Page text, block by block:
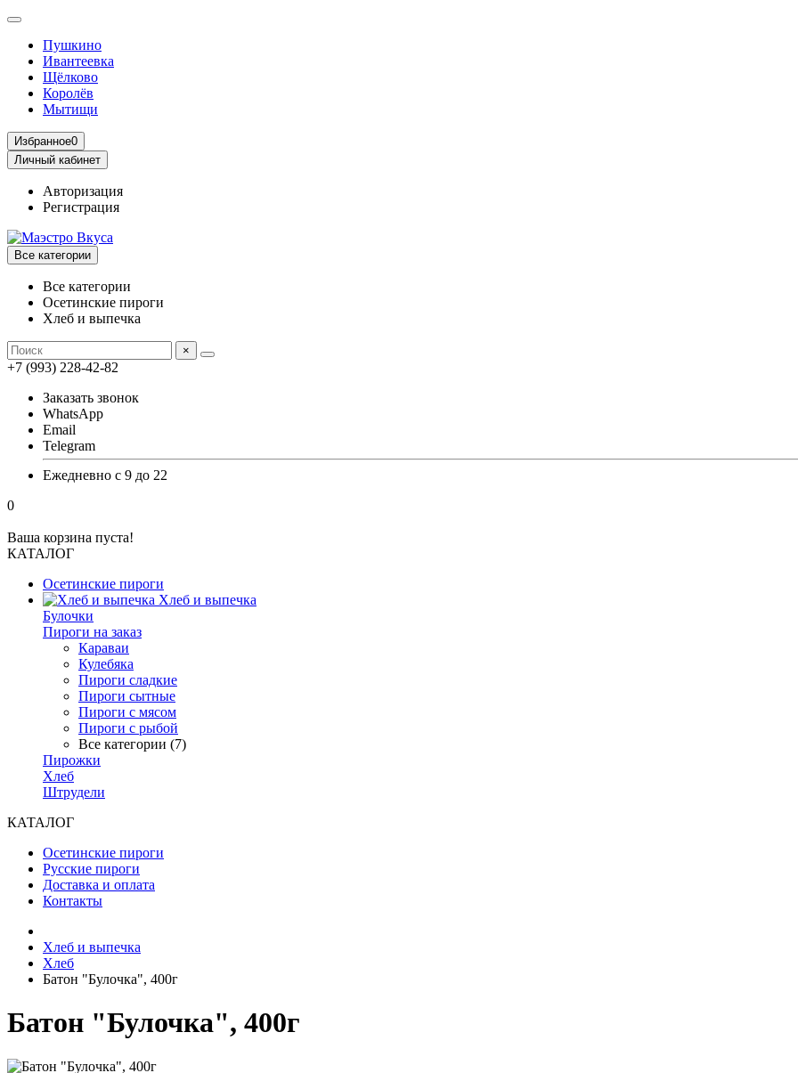
Пушкино
Ивантеевка
Щёлково
Королёв
Мытищи
Избранное0
Личный кабинет
Авторизация
Регистрация
Все категории
Все категории
Осетинские пироги
Хлеб и выпечка
×
+7 (993) 228-42-82
Заказать звонок
WhatsApp
Email
Telegram
Ежедневно с 9 до 22
0
Ваша корзина пуста!
КАТАЛОГ
Осетинские пироги
Хлеб и выпечка
Булочки
Пироги на заказ
Караваи
Кулебяка
Пироги сладкие
Пироги сытные
Пироги с мясом
Пироги с рыбой
Все категории (7)
Пирожки
Хлеб
Штрудели
КАТАЛОГ
Осетинские пироги
Русские пироги
Доставка и оплата
Контакты
Хлеб и выпечка
Хлеб
Батон "Булочка", 400г
Батон "Булочка", 400г